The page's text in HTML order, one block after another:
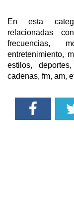
En esta
relacionadas
frecuencias,
entretenimiento,
estilos,
cadenas, fm, am,